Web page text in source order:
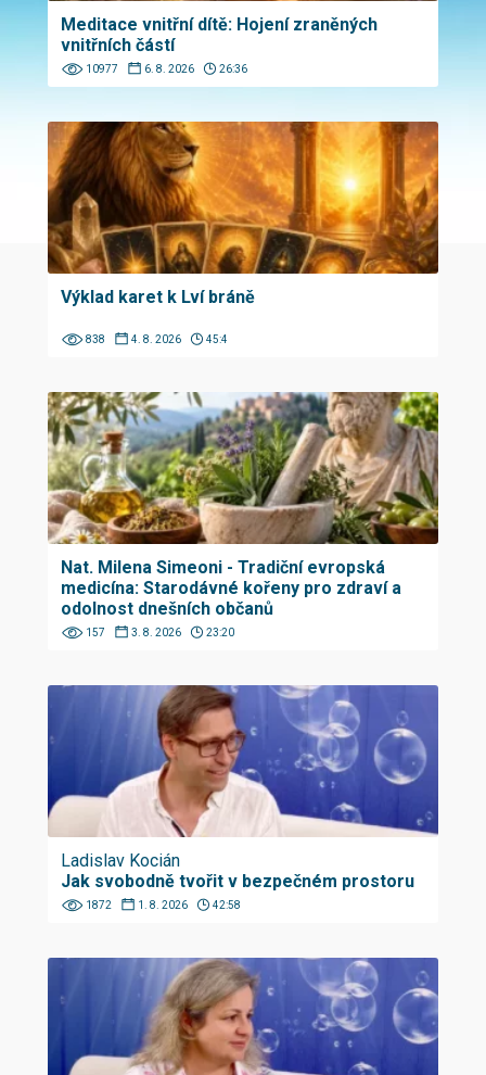
Meditace vnitřní dítě: Hojení zraněných
vnitřních částí
10977 6. 8. 2026 26:36
Výklad karet k Lví bráně
838 4. 8. 2026 45:4
Nat. Milena Simeoni - Tradiční evropská
medicína: Starodávné kořeny pro zdraví a
odolnost dnešních občanů
157 3. 8. 2026 23:20
Ladislav Kocián
Jak svobodně tvořit v bezpečném prostoru
1872 1. 8. 2026 42:58